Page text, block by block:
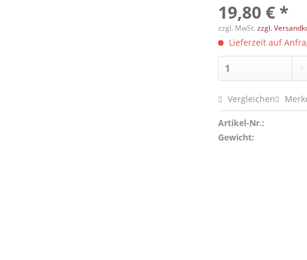
19,80 € *
zzgl. MwSt.zzgl.
Lieferzeit auf
Vergleichen
Artikel-Nr.:
Gewicht: